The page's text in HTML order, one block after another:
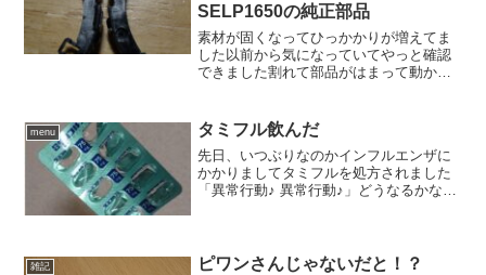
SELP1650の純正部品
素材が固くなってひっかかりが増えてま
した以前から気になっていてやっと確認
できました割れて部品がはまって動かな
のタイプでも中華の部品は普通に使えま
した本体のほうもちゃんと...
menu タミフル飲んだ
先日、いつぶりなのかインフルエンザに
かかりましてタミフルを処方されました
「異常行動♪ 異常行動♪」どうなるかな
た時に昔の知り合いと妙...
雑記 ピワンさんじゃないだと！？